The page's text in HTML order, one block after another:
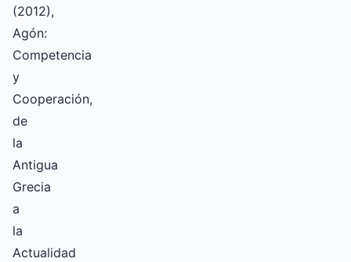
(2012),
Agón:
Competencia
y
Cooperación,
de
la
Antigua
Grecia
a
la
Actualidad